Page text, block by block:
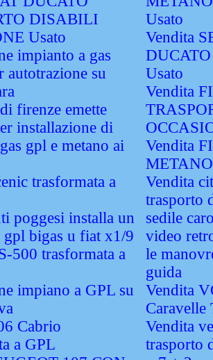
DISABILI
Usato
impianto a gas
autotrazione su
firenze emette
installazione di
gpl e metano ai
trasformata a
poggesi installa un
gpl bigas u fiat x1/9
500 trasformata a
impiano a GPL su
Cabrio
a GPL
Usato
Vendita
Usato
Vendita
Vendita
Vendita
trasporto
sedile
video
le
guida
Vendita
Caravelle
Vendita
trasporto